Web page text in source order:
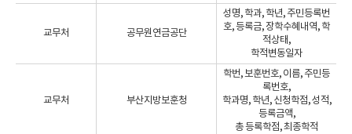
교무처 공무원연금공단
성명, 학과, 학년, 주민등록번
호, 등록금, 장학수혜내역, 학
적상태,
학적변동일자
교무처 부산지방보훈청
학번, 보훈번호, 이름, 주민등
록번호,
학과명, 학년, 신청학점, 성적,
등록금액,
총 등록학점, 최종학적